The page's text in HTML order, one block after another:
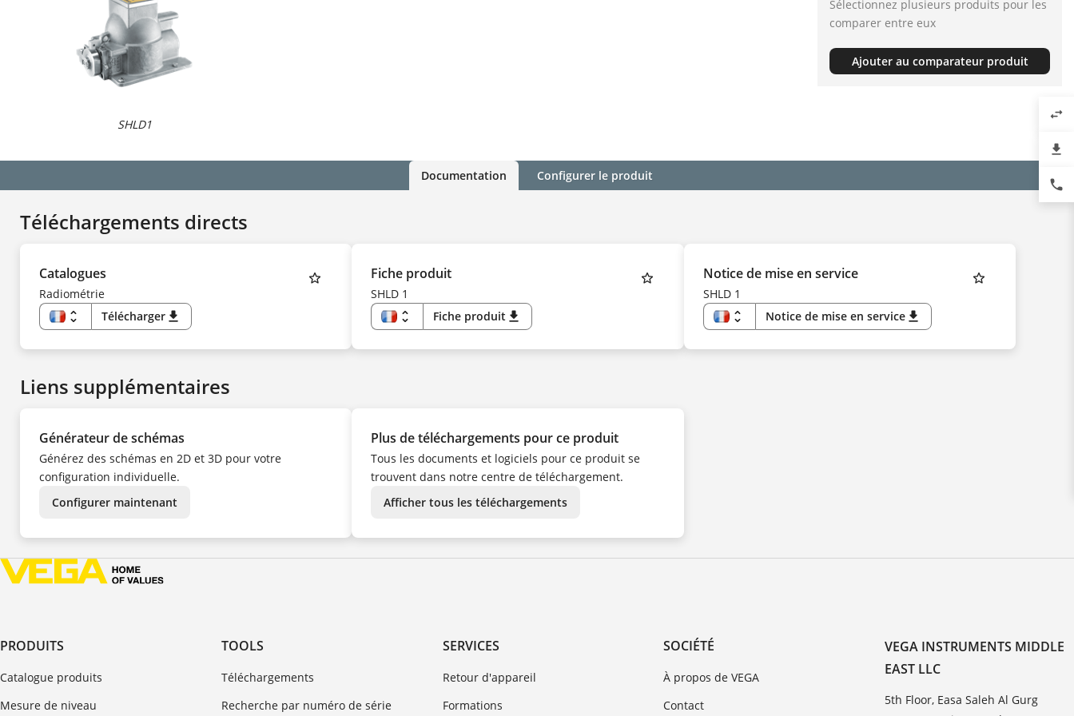
SHLD1
Sélectionnez plusieurs produits pour les
comparer entre eux
Ajouter au comparateur produit
Documentation Configurer le produit
Téléchargements directs
Catalogues
Radiométrie
unfold_more
FR
IT
NL
ZH
Télécharger download
Fiche produit
SHLD 1
unfold_more
FR
Fiche produit download
Notice de mise en service
SHLD 1
unfold_more
FR
Notice de mise en servicedownload
Liens supplémentaires
Générateur de schémas
Générez des schémas en 2D et 3D pour votre
configuration individuelle.
Configurer maintenant
Plus de téléchargements pour ce produit
Tous les documents et logiciels pour ce produit se
trouvent dans notre centre de téléchargement.
Afficher tous les téléchargements
PRODUITS
Catalogue produits
Mesure de niveau
TOOLS
Téléchargements
Recherche par numéro de série
SERVICES
Retour d'appareil
Formations
SOCIÉTÉ
À propos de VEGA
Contact
VEGA INSTRUMENTS MIDDLE
EAST LLC
5th Floor, Easa Saleh Al Gurg
swap_horiz
file_download
phone